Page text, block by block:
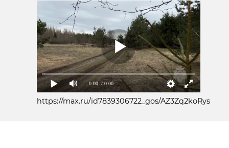
0:00 / 0:00
https://max.ru/id7839306722_gos/AZ3Zq2koRys